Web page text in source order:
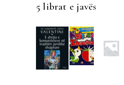
5 librat e javës